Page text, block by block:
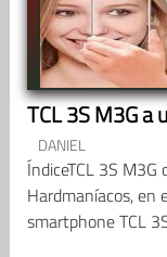
TCL 3S M3G a
DANIEL
ÍndiceTCL 3S
Hardmaníacos, en
smartphone TCL